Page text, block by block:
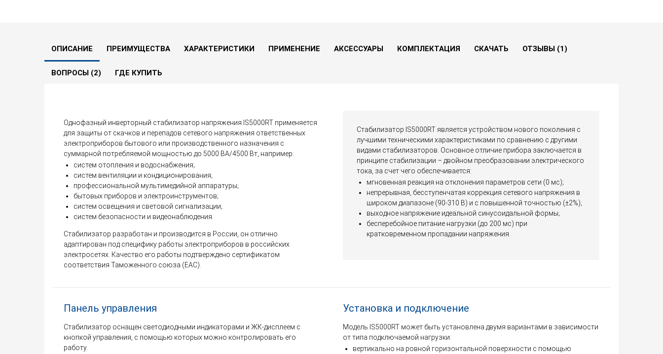
5.0
1 2 вопроса В сравнение В избранное Нашли дешевле?
ОПИСАНИЕ ПРЕИМУЩЕСТВА ХАРАКТЕРИСТИКИ ПРИМЕНЕНИЕ АКСЕССУАРЫ КОМПЛЕКТАЦИЯ СКАЧАТЬ ОТЗЫВЫ (1)
ВОПРОСЫ (2) ГДЕ КУПИТЬ
Однофазный инверторный стабилизатор напряжения IS5000RT применяется
для защиты от скачков и перепадов сетевого напряжения ответственных
электроприборов бытового или производственного назначения с
суммарной потребляемой мощностью до 5000 ВА/4500 Вт, например:
систем отопления и водоснабжения;
систем вентиляции и кондиционирования;
профессиональной мультимедийной аппаратуры;
бытовых приборов и электроинструментов;
систем освещения и световой сигнализации;
систем безопасности и видеонаблюдения.
Стабилизатор разработан и производится в России, он отлично
адаптирован под специфику работы электроприборов в российских
электросетях. Качество его работы подтверждено сертификатом
соответствия Таможенного союза (EAC).
Стабилизатор IS5000RT является устройством нового поколения с
лучшими техническими характеристиками по сравнению с другими
видами стабилизаторов. Основное отличие прибора заключается в
принципе стабилизации – двойном преобразовании электрического
тока, за счет чего обеспечивается:
мгновенная реакция на отклонения параметров сети (0 мс);
непрерывная, бесступенчатая коррекция сетевого напряжения в
широком диапазоне (90-310 В) и с повышенной точностью (±2%);
выходное напряжение идеальной синусоидальной формы;
бесперебойное питание нагрузки (до 200 мс) при
кратковременном пропадании напряжения.
Панель управления
Стабилизатор оснащен светодиодными индикаторами и ЖК-дисплеем с
кнопкой управления, с помощью которых можно контролировать его
работу.
Установка и подключение
Модель IS5000RT может быть установлена двумя вариантами в зависимости
от типа подключаемой нагрузки:
вертикально на ровной горизонтальной поверхности с помощью